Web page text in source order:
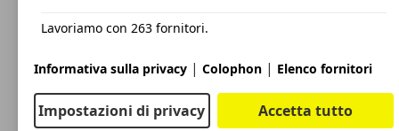
Lavoriamo con 263 fornitori.
Informativa sulla privacy | Colophon | Elenco fornitori
Impostazioni di privacy Accetta tutto